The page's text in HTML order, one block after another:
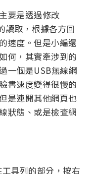
要是透過修改
讀取，根據各方回
速度。但是小編還
何，其實牽涉到的
一個是USB無線網
書速度變得很慢的
是連開其他網頁也
狀態、或是檢查網
具列的部分，按右